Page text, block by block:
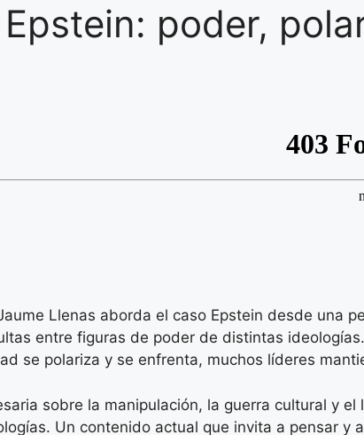
poder,
Llenas aborda el caso Epstein desde una
entre figuras de poder de distintas
se polariza y se enfrenta, muchos líderes
sobre la manipulación, la guerra cultural y
Un contenido actual que invita a pensar y